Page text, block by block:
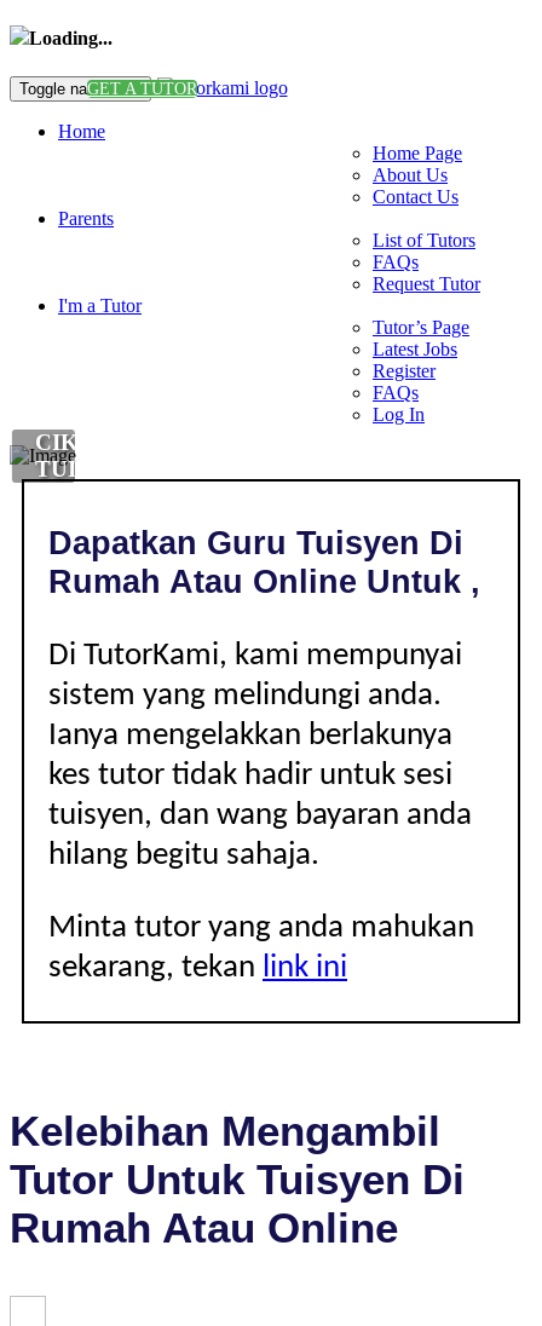
Loading...
Toggle navigationGET A TUTOR
Home
Home Page
About Us
Contact Us
Parents
List of Tutors
FAQs
Request Tutor
I'm a Tutor
Tutor’s Page
Latest Jobs
Register
FAQs
Log In
CIKGU
TUISYEN
Dapatkan Guru Tuisyen Di
Rumah Atau Online Untuk ,
Di TutorKami, kami mempunyai
sistem yang melindungi anda.
Ianya mengelakkan berlakunya
kes tutor tidak hadir untuk sesi
tuisyen, dan wang bayaran anda
hilang begitu sahaja.
Minta tutor yang anda mahukan
sekarang, tekan link ini
Kelebihan Mengambil
Tutor Untuk Tuisyen Di
Rumah Atau Online